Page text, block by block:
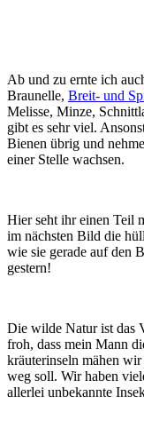
Ab und zu ernte ich
Braunelle, Breit- und
Melisse, Minze,
gibt es sehr viel.
Bienen übrig und
einer Stelle wachsen.
Hier seht ihr einen Teil
im nächsten Bild die
wie sie gerade auf den
gestern!
Die wilde Natur ist das
froh, dass mein Mann
kräuterinseln mähen
weg soll. Wir haben
allerlei unbekannte